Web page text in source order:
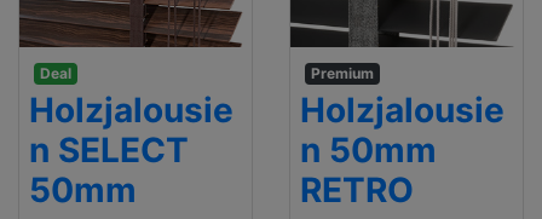
Deal
Holzjalousie
n SELECT
50mm
Premium
Holzjalousie
n 50mm
RETRO